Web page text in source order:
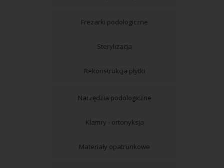
Frezarki podologiczne
Sterylizacja
Rekonstrukcja płytki
Narzędzia podologiczne
Klamry - ortonyksja
Materiały opatrunkowe